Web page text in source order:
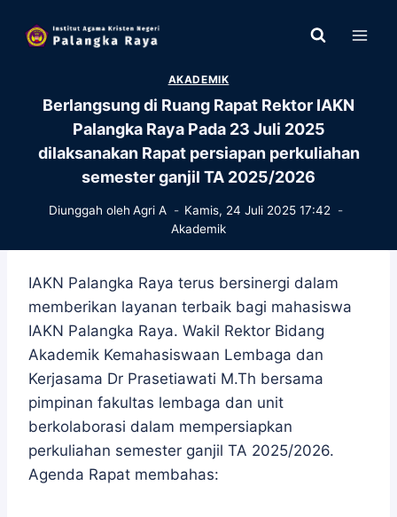
AKADEMIK
Berlangsung di Ruang Rapat Rektor IAKN
Palangka Raya Pada 23 Juli 2025
dilaksanakan Rapat persiapan perkuliahan
semester ganjil TA 2025/2026
Diunggah oleh Agri A
Kamis, 24 Juli 2025 17:42
Akademik
IAKN Palangka Raya terus bersinergi dalam
memberikan layanan terbaik bagi mahasiswa
IAKN Palangka Raya. Wakil Rektor Bidang
Akademik Kemahasiswaan Lembaga dan
Kerjasama Dr Prasetiawati M.Th bersama
pimpinan fakultas lembaga dan unit
berkolaborasi dalam mempersiapkan
perkuliahan semester ganjil TA 2025/2026.
Agenda Rapat membahas: